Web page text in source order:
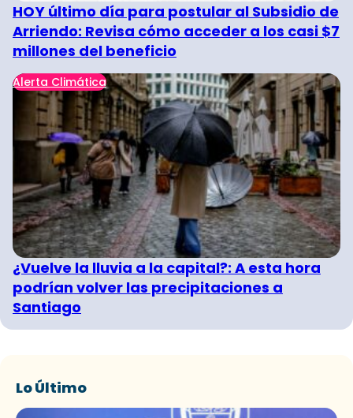
HOY último día para postular al Subsidio de
Arriendo: Revisa cómo acceder a los casi $7
millones del beneficio
Alerta Climática
¿Vuelve la lluvia a la capital?: A esta hora
podrían volver las precipitaciones a
Santiago
Lo Último